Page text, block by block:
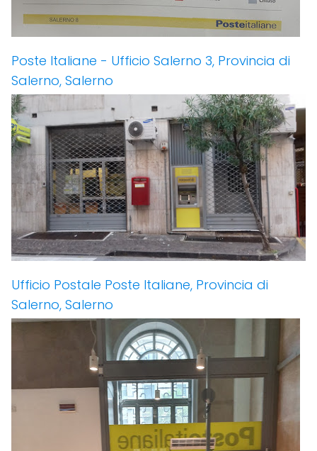
Poste Italiane - Ufficio Salerno 3, Provincia di
Salerno, Salerno
Ufficio Postale Poste Italiane, Provincia di
Salerno, Salerno